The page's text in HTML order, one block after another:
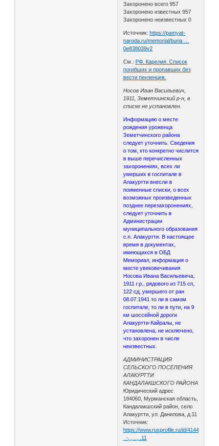
Захоронено всего 957
Захоронено известных 957
Захоронено неизвестных 0
Источник:https://pamyat-
naroda.ru/memorial/buria …
0e838039v2
См.: РФ. Карелия. Список
погибших и пропавших без
вести пензенцев.
Носов Иван Васильевич,
1911, Земетчинский р-н, в
списке не установлен.
Информацию о месте
рождения уроженца
Земетчинского района
следует уточнить. Сведения
о том, кто конкретно числится
в выше перечисленных
захоронениях, всех ли
умерших в госпитале в
Алакуртти внесли в
поименные списки, о всех
возможных произведенных
позднее перезахоронениях,
следует уточнить в
Администрации
муниципального образования
с.п. Алакуртти. В настоящее
время в документах,
имеющихся в ОБД
Мемориал, информация о
месте увековечивания
Носова Ивана Васильевича,
1911 г.р., рядового из 715 сп,
122 сд, умершего от ран
08.07.1941 то ли в самом
госпитале, то ли в пути, на 9
км шоссейной дороги
Алакуртти-Кайралы, не
установлена, не исключено,
что захоронен в числе
неизвестных.
АДМИНИСТРАЦИЯ
СЕЛЬСКОГО ПОСЕЛЕНИЯ
АЛАКУРТТИ
КАНДАЛАКШСКОГО РАЙОНА
Юридический адрес
184060, Мурманская область,
Кандалакшский район, село
Алакуртти, ул. Данилова, д.11
Источник:
https://www.rusprofile.ru/id/
-, , . , .11